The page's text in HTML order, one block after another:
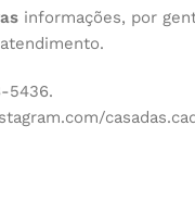
informações, por
5436.